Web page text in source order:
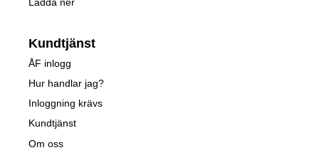
Kundtjänst
ÅF inlogg
Hur handlar jag?
Inloggning krävs
Kundtjänst
Om oss